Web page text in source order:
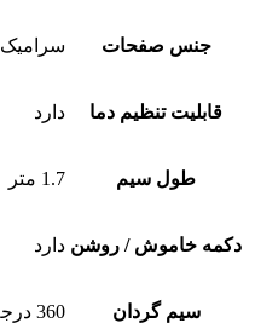
جنس صفحات سرامیک
قابلیت تنظیم دما دارد
طول سیم 1.7 متر
دکمه خاموش / روشن دارد
سیم گردان 360 درجه